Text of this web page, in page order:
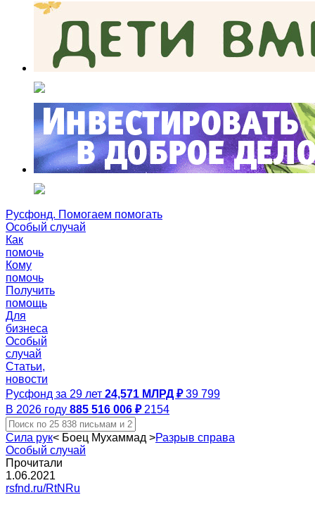
Русфонд. Помогаем помогать
Особый случай
Как
помочь
Кому
помочь
Получить
помощь
Для
бизнеса
Особый
случай
Статьи,
новости
Русфонд за 29 лет 24,571 МЛРД ₽ 39 799
В 2026 году 885 516 006 ₽ 2154
Сила рук< Боец Мухаммад >Разрыв справа
Особый случай
Прочитали
1.06.2021
rsfnd.ru/RtNRu